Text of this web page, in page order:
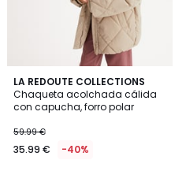
LA REDOUTE COLLECTIONS
Chaqueta acolchada cálida
con capucha, forro polar
59.99 €
35.99 € -40%
4,7
/ 5